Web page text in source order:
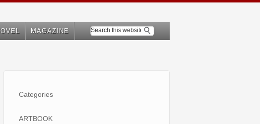
MAGAZINE
Categories
ARTBOOK